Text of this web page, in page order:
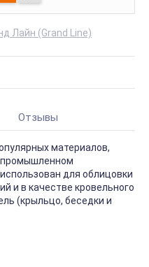
Лайн (Grand Line)
Отзывы
материалов,
для облицовки
и в качестве кровельного
(крыльцо, беседки и